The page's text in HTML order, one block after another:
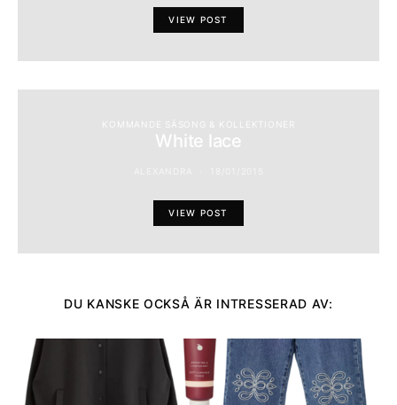
VIEW POST
KOMMANDE SÄSONG & KOLLEKTIONER
White lace
VIEW POST
DU KANSKE OCKSÅ ÄR INTRESSERAD AV: